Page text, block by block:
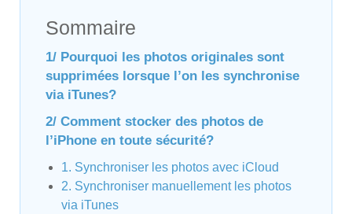
Sommaire
1/ Pourquoi les photos originales sont
supprimées lorsque l’on les synchronise
via iTunes?
2/ Comment stocker des photos de
l’iPhone en toute sécurité?
1. Synchroniser les photos avec iCloud
2. Synchroniser manuellement les photos
via iTunes